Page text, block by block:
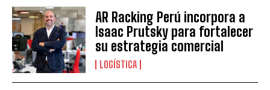
AR Racking Perú incorpora a
Isaac Prutsky para fortalecer
su estrategia comercial
LOGÍSTICA